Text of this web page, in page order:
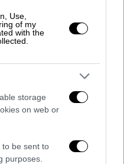
Use,
of my
with the
storage
on web or
to be sent to
purposes.
του
.
στη συνέχεια στα
να είναι η
αιώνα και
αλληλεγγύη.
(Semana Santa
Αλληλεγγύη. Αυτή
του 21ου αιώνα.